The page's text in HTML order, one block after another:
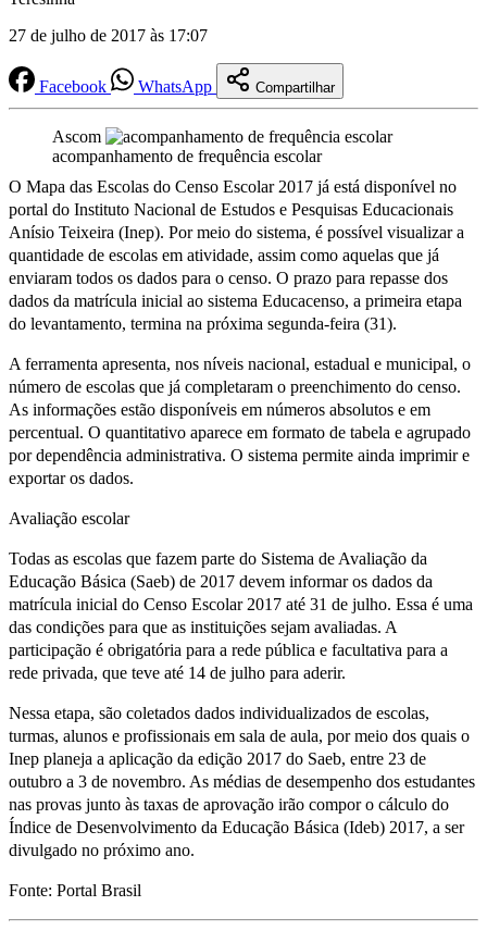
27 de julho de 2017 às 17:07
Facebook WhatsApp Compartilhar
Ascom
acompanhamento de frequência escolar
O Mapa das Escolas do Censo Escolar 2017 já está disponível no
portal do Instituto Nacional de Estudos e Pesquisas Educacionais
Anísio Teixeira (Inep). Por meio do sistema, é possível visualizar a
quantidade de escolas em atividade, assim como aquelas que já
enviaram todos os dados para o censo. O prazo para repasse dos
dados da matrícula inicial ao sistema Educacenso, a primeira etapa
do levantamento, termina na próxima segunda-feira (31).
A ferramenta apresenta, nos níveis nacional, estadual e municipal, o
número de escolas que já completaram o preenchimento do censo.
As informações estão disponíveis em números absolutos e em
percentual. O quantitativo aparece em formato de tabela e agrupado
por dependência administrativa. O sistema permite ainda imprimir e
exportar os dados.
Avaliação escolar
Todas as escolas que fazem parte do Sistema de Avaliação da
Educação Básica (Saeb) de 2017 devem informar os dados da
matrícula inicial do Censo Escolar 2017 até 31 de julho. Essa é uma
das condições para que as instituições sejam avaliadas. A
participação é obrigatória para a rede pública e facultativa para a
rede privada, que teve até 14 de julho para aderir.
Nessa etapa, são coletados dados individualizados de escolas,
turmas, alunos e profissionais em sala de aula, por meio dos quais o
Inep planeja a aplicação da edição 2017 do Saeb, entre 23 de
outubro a 3 de novembro. As médias de desempenho dos estudantes
nas provas junto às taxas de aprovação irão compor o cálculo do
Índice de Desenvolvimento da Educação Básica (Ideb) 2017, a ser
divulgado no próximo ano.
Fonte: Portal Brasil